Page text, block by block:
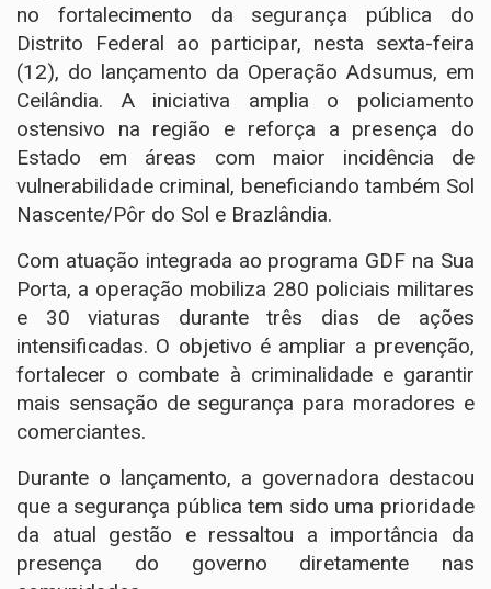
no fortalecimento da segurança pública do
Distrito Federal ao participar, nesta sexta-feira
(12), do lançamento da Operação Adsumus, em
Ceilândia. A iniciativa amplia o policiamento
ostensivo na região e reforça a presença do
Estado em áreas com maior incidência de
vulnerabilidade criminal, beneficiando também Sol
Nascente/Pôr do Sol e Brazlândia.
Com atuação integrada ao programa GDF na Sua
Porta, a operação mobiliza 280 policiais militares
e 30 viaturas durante três dias de ações
intensificadas. O objetivo é ampliar a prevenção,
fortalecer o combate à criminalidade e garantir
mais sensação de segurança para moradores e
comerciantes.
Durante o lançamento, a governadora destacou
que a segurança pública tem sido uma prioridade
da atual gestão e ressaltou a importância da
presença do governo diretamente nas